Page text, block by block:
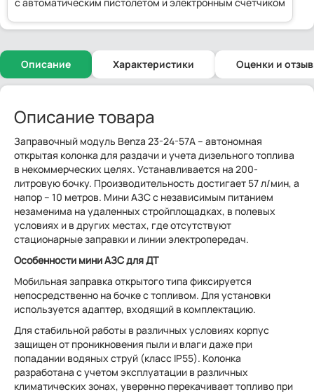
Описание Характеристики Оценки и
Описание товара
Заправочный модуль Benza 23-24-57А – автономная
открытая колонка для раздачи и учета дизельного топлива
в некоммерческих целях. Устанавливается на 200-
литровую бочку. Производительность достигает 57 л/мин, а
напор – 10 метров. Мини АЗС с независимым питанием
незаменима на удаленных стройплощадках, в полевых
условиях и в других местах, где отсутствуют
стационарные заправки и линии электропередач.
Особенности мини АЗС для ДТ
Мобильная заправка открытого типа фиксируется
непосредственно на бочке с топливом. Для установки
используется адаптер, входящий в комплектацию.
Для стабильной работы в различных условиях корпус
защищен от проникновения пыли и влаги даже при
попадании водяных струй (класс IP55). Колонка
разработана с учетом эксплуатации в различных
климатических зонах, уверенно перекачивает топливо при